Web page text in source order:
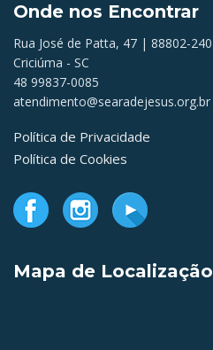
Onde nos Encontrar
Rua José de Patta, 47 | 88802-240
Criciúma - SC
48 99837-0085
atendimento@searadejesus.org.br
Política de Privacidade
Política de Cookies
Mapa de Localização